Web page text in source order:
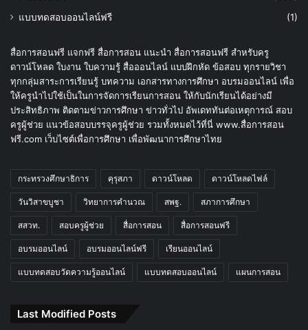
แบบทดสอบออนไลน์ฟรี
(1)
สื่อการสอนฟรี แจกฟรี สื่อการสอน แนะนำ สื่อการสอนฟรี สำหรับครู
ดาวน์โหลด ใบงาน ใบความรู้ สื่อออนไลน์ แบบฝึกหัด ข้อสอบ ทุกรายวิชา
ทุกกลุ่มสาระการเรียนรู้ บทความ เอกสารทางการศึกษา อบรมออนไลน์ เพื่อ
ให้ครูนำไปใช้เป็นในการจัดการเรียนการสอน ให้กับนักเรียนได้อย่างมี
ประสิทธิภาพ ติดตามข่าวการศึกษา ข่าวทั่วไป อัพเดททันต่อเหตุการณ์ สอบ
ครูผู้ช่วย แนวข้อสอบบรรจุครูผู้ช่วย รวมทั้งหมดไว้ที่นี่ www.สื่อการสอน
ฟรี.com เว็บไซต์เพื่อการศึกษา เพื่อพัฒนาการศึกษาไทย
กระทรวงศึกษาธิการ คุรุสภา ดาวน์โหลด ดาวน์โหลดไฟล์
วันวิสาขบูชา วิทยาการคำนวณ สพฐ. สภาการศึกษา
สสวท. สอบครูผู้ช่วย สื่อการสอน สื่อการสอนฟรี
อบรมออนไลน์ อบรมออนไลน์ฟรี เรียนออนไลน์
แบบทดสอบวัดความรู้ออนไลน์ แบบทดสอบออนไลน์ แผนการสอน
Last Modified Posts